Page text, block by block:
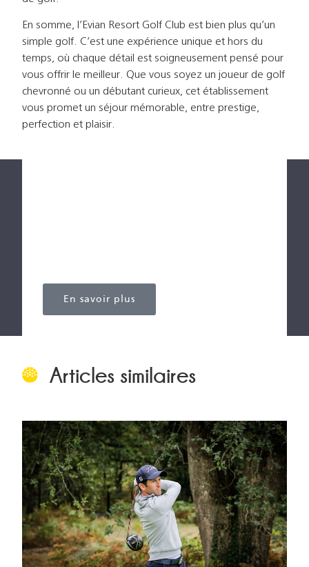
En somme, l’Evian Resort Golf Club est bien plus qu’un
simple golf. C’est une expérience unique et hors du
temps, où chaque détail est soigneusement pensé pour
vous offrir le meilleur. Que vous soyez un joueur de golf
chevronné ou un débutant curieux, cet établissement
vous promet un séjour mémorable, entre prestige,
perfection et plaisir.
En savoir plus
Articles similaires